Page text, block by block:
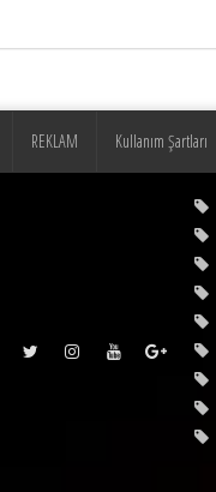
REKLAM Kullanım Şartları